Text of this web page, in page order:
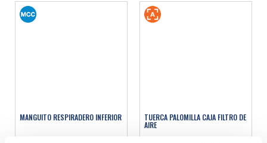
MANGUITO RESPIRADERO INFERIOR TUERCA PALOMILLA CAJA FILTRO DE
AIRE